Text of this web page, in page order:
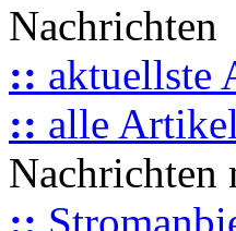
Nachrichten
:: aktuellste
:: alle Artikel
Nachrichten
::